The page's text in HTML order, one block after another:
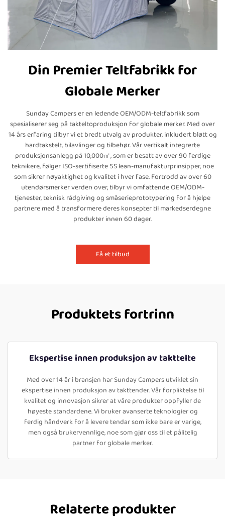
Din Premier Teltfabrikk for
Globale Merker
Sunday Campers er en ledende OEM/ODM-teltfabrikk som
spesialiserer seg på takteltoproduksjon for globale merker. Med over
14 års erfaring tilbyr vi et bredt utvalg av produkter, inkludert bløtt og
hardtakstelt, bilavlinger og tilbehør. Vår vertikalt integrerte
produksjonsanlegg på 10,000㎡, som er besatt av over 90 ferdige
teknikere, følger ISO-sertifiserte 5S lean-manufakturprinsipper, noe
som sikrer nøyaktighet og kvalitet i hver fase. Fortrodd av over 60
utendørsmerker verden over, tilbyr vi omfattende OEM/ODM-
tjenester, teknisk rådgiving og småserieprototypering for å hjelpe
partnere med å transformere deres konsepter til markedserdegne
produkter innen 60 dager.
Få et tilbud
Produktets fortrinn
Ekspertise innen produksjon av takttelte
Med over 14 år i bransjen har Sunday Campers utviklet sin
ekspertise innen produksjon av takttender. Vår forpliktelse til
kvalitet og innovasjon sikrer at våre produkter oppfyller de
høyeste standardene. Vi bruker avanserte teknologier og
ferdig håndverk for å levere tendar som ikke bare er varige,
men også brukervennlige, noe som gjør oss til et pålitelig
partner for globale merker.
Relaterte produkter